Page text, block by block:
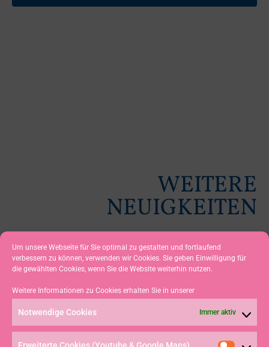
Um unsere Webseite für Sie optimal zu gestalten und fortlaufend
verbessern zu können, verwenden wir Cookies. Sie geben Einwilligung für
die gewählten Cookies, wenn Sie die Website weiterhin nutzen.
Weitere Informationen zu Cookies erhalten Sie in unserer
Notwendige Cookies Immer aktiv
Erweiterte Cookies (Youtube & Google Maps)
WEITERE
NEUIGKEITEN
BLAUES BAND 2026 –
TRAUMHAFTE BEDINGUNGEN
UND HOCHKLASSIGER
SEGELSPORT AUF DEM
GROSSEN ALPSEE